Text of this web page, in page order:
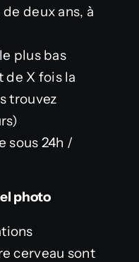
de deux ans, à
plus bas
X fois la
trouvez
sous 24h /
photo
cerveau sont